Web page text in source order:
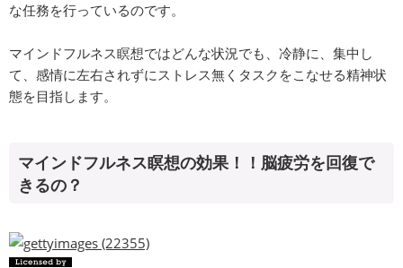
な任務を行っているのです。
マインドフルネス瞑想ではどんな状況でも、冷静に、集中し
て、感情に左右されずにストレス無くタスクをこなせる精神状
態を目指します。
マインドフルネス瞑想の効果！！脳疲労を回復で
きるの？